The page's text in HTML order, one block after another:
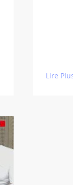
Lire